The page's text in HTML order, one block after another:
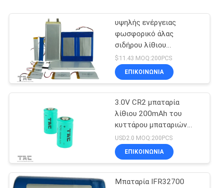
υψηλής ενέργειας
φωσφορικό άλας
σιδήρου λίθιου
πυκνότητας
11585135Fe 10Ah
μπαταριών 3.2V LifeP04
$11.43 MOQ:200PCS
ΕΠΙΚΟΙΝΩΝΊΑ
3.0V CR2 μπαταρία
λίθιου 200mAh του
κυττάρου μπαταριών
LiFePO4 για τη
μεσημβρινή μάνδρα
USD2.0 MOQ:200PCS
ΕΠΙΚΟΙΝΩΝΊΑ
Μπαταρία IFR32700